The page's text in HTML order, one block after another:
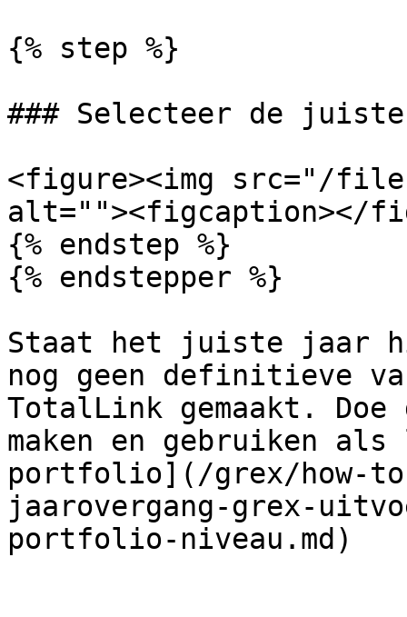
{% step %}
### Selecteer de
<figure><img src="/files/
alt=""><figcaption></
{% endstep %}
{% endstepper %}
Staat het juiste jaar
nog geen definitieve
TotalLink gemaakt.
maken en gebruiken
portfolio](/grex/how-
jaarovergang-grex-
portfolio-niveau.md)